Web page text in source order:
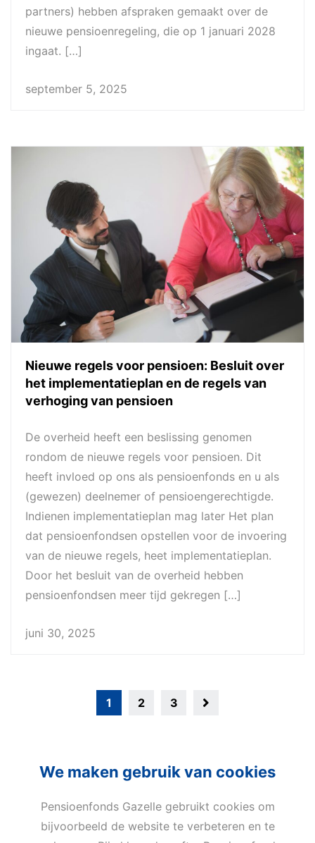
partners) hebben afspraken gemaakt over de
nieuwe pensioenregeling, die op 1 januari 2028
ingaat. […]
september 5, 2025
Nieuwe regels voor pensioen: Besluit over
het implementatieplan en de regels van
verhoging van pensioen
De overheid heeft een beslissing genomen
rondom de nieuwe regels voor pensioen. Dit
heeft invloed op ons als pensioenfonds en u als
(gewezen) deelnemer of pensioengerechtigde.
Indienen implementatieplan mag later Het plan
dat pensioenfondsen opstellen voor de invoering
van de nieuwe regels, heet implementatieplan.
Door het besluit van de overheid hebben
pensioenfondsen meer tijd gekregen […]
juni 30, 2025
1 2 3
Privacy
We maken gebruik van cookies
Pensioenfonds Gazelle gebruikt cookies om
bijvoorbeeld de website te verbeteren en te